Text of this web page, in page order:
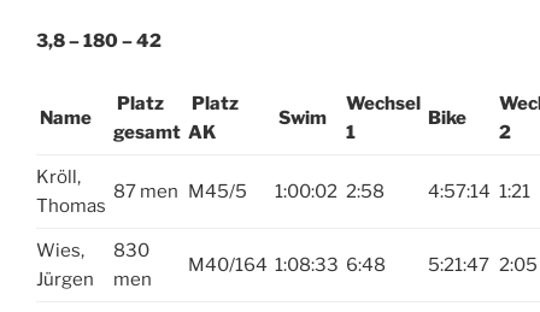
3,8 – 180 – 42
Name
Platz
gesamt
Platz
AK
Swim
Wechsel
1
Bike
2
Kröll,
Thomas
87 men M45/5 1:00:02 2:58 4:57:14 1:21
Wies,
Jürgen
830
men
M40/164 1:08:33 6:48 5:21:47 2:05